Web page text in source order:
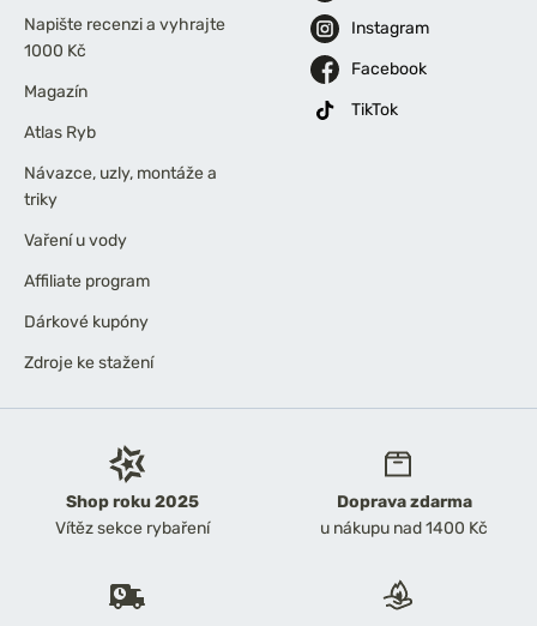
Shop roku 2025
Vítěz sekce rybaření
Doprava zdarma
u nákupu nad 1400 Kč
Napište recenzi a vyhrajte
1000 Kč
Magazín
Atlas Ryb
Návazce, uzly, montáže a
triky
Vaření u vody
Affiliate program
Dárkové kupóny
Zdroje ke stažení
Instagram
Facebook
TikTok